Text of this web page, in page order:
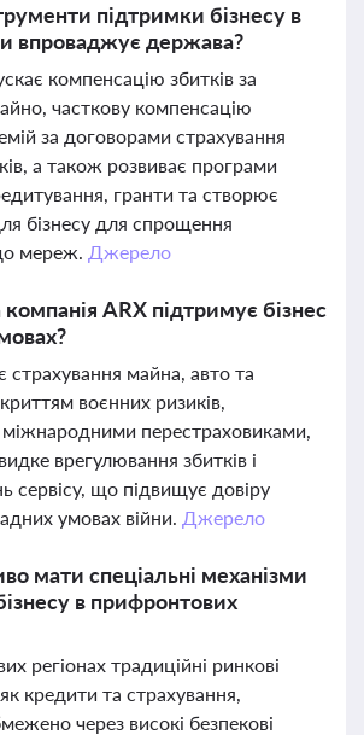
підтримки бізнесу в
впроваджує держава?
компенсацію збитків за
часткову компенсацію
за договорами страхування
а також розвиває програми
гранти та створює
бізнесу для спрощення
мереж. Джерело
ARX підтримує бізнес
страхування майна, авто та
воєнних ризиків,
перестраховиками,
врегулювання збитків і
сервісу, що підвищує довіру
умовах війни. Джерело
мати спеціальні механізми
в прифронтових
регіонах традиційні ринкові
кредити та страхування,
через високі безпекові